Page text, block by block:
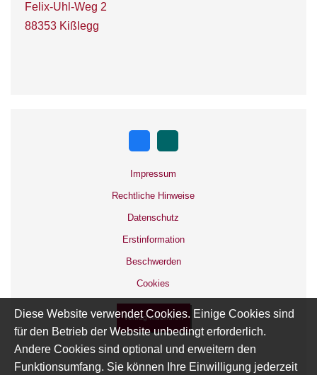
Felix-Uhl-Weg 2
88353 Kißlegg
Impressum
Rechtliche Hinweise
Datenschutz
Erstinformation
Beschwerden
Cookies
Vertrag widerrufen
Diese Website verwendet Cookies. Einige Cookies sind
für den Betrieb der Website unbedingt erforderlich.
Andere Cookies sind optional und erweitern den
Funktionsumfang. Sie können Ihre Einwilligung jederzeit